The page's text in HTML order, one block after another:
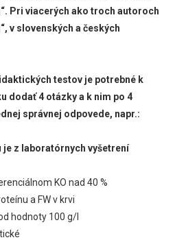
Pri viacerých ako troch autoroch
v slovenských a českých
testov je potrebné k
dodať 4 otázky a k nim po 4
správnej odpovede, napr.:
z laboratórnych vyšetrení
KO nad 40 %
a FW v krvi
hodnoty 100 g/l